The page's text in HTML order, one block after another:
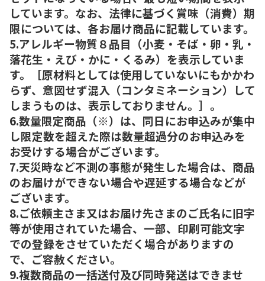
しています。なお、法律に基づく賞味（消費）期
限については、各お届け商品に記載しています。
5.アレルギー物質８品目（小麦・そば・卵・乳・
落花生・えび・かに・くるみ）を表示していま
す。［原材料としては使用していないにもかかわ
らず、意図せず混入（コンタミネーション）して
しまうものは、表示しておりません。］。
6.数量限定商品（※）は、同日にお申込みが集中
し限定数を超えた際は数量超過分のお申込みを
お受けする場合がございます。
7.天災時など不測の事態が発生した場合は、商品
のお届けができない場合や遅延する場合などが
ございます。
8.ご依頼主さま又はお届け先さまのご氏名に旧字
等が使用されていた場合、一部、印刷可能文字
での登録をさせていただく場合がありますの
で、ご容赦ください。
9.複数商品の一括送付及び同時発送はできませ